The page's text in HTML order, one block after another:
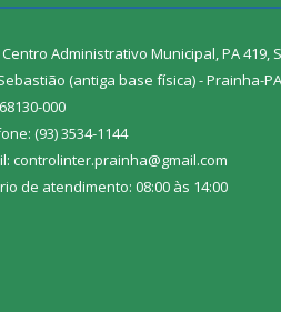
Centro Administrativo Municipal, PA 419,
(antiga base física) - Prainha-PA
000
(93) 3534-1144
controlinter.prainha@gmail.com
de atendimento: 08:00 às 14:00